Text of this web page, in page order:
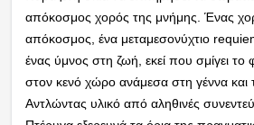
απόκοσμος χορός της μνήμης. Ένας
απόκοσμος, ένα μεταμεσονύχτιο
ένας ύμνος στη ζωή, εκεί που σμίγει το
στον κενό χώρο ανάμεσα στη γέννα και
Αντλώντας υλικό από αληθινές